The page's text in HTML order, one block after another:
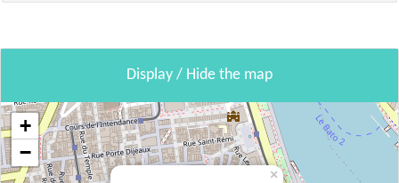
Display / Hide the map
×
+
−